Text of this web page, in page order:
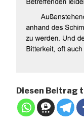
Diesen Beitrag